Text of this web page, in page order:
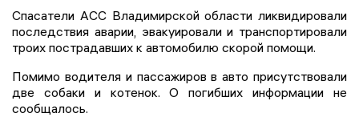
Спасатели АСС Владимирской области ликвидировали
последствия аварии, эвакуировали и транспортировали
троих пострадавших к автомобилю скорой помощи.
Помимо водителя и пассажиров в авто присутствовали
две собаки и котенок. О погибших информации не
сообщалось.